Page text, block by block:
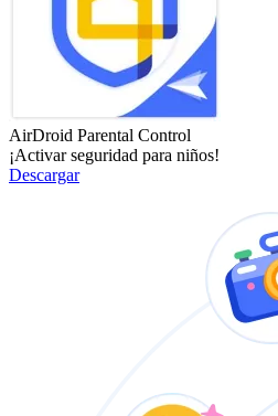
AirDroid Parental Control
¡Activar seguridad para niños!
Descargar